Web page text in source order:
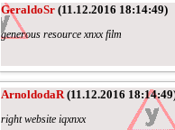
GeraldoSr (11.12.2016 18:14:49)
generous resource xnxx film
ArnoldodaR(11.12.2016
right website iqxnxx